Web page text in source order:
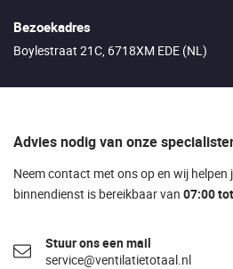
Bezoekadres
Boylestraat 21C, 6718XM EDE (NL)
Advies nodig van onze
Neem contact met ons op en wij helpen
binnendienst is bereikbaar van 07:00
Stuur ons een mail
service@ventilatietotaal.nl